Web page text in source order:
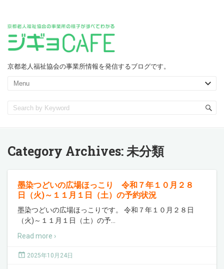
京都老人福祉協会の事業所情報を発信するブログです。
Category Archives:未分類
墨染つどいの広場ほっこり 令和７年１０月２８
日（火)～１１月１日（土）の予約状況
墨染つどいの広場ほっこりです。 令和７年１０月２８日
（火)～１１月１日（土）の予
Read more ›
2025年10月24日